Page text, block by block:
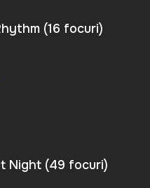
(16 focuri)
Night (49 focuri)